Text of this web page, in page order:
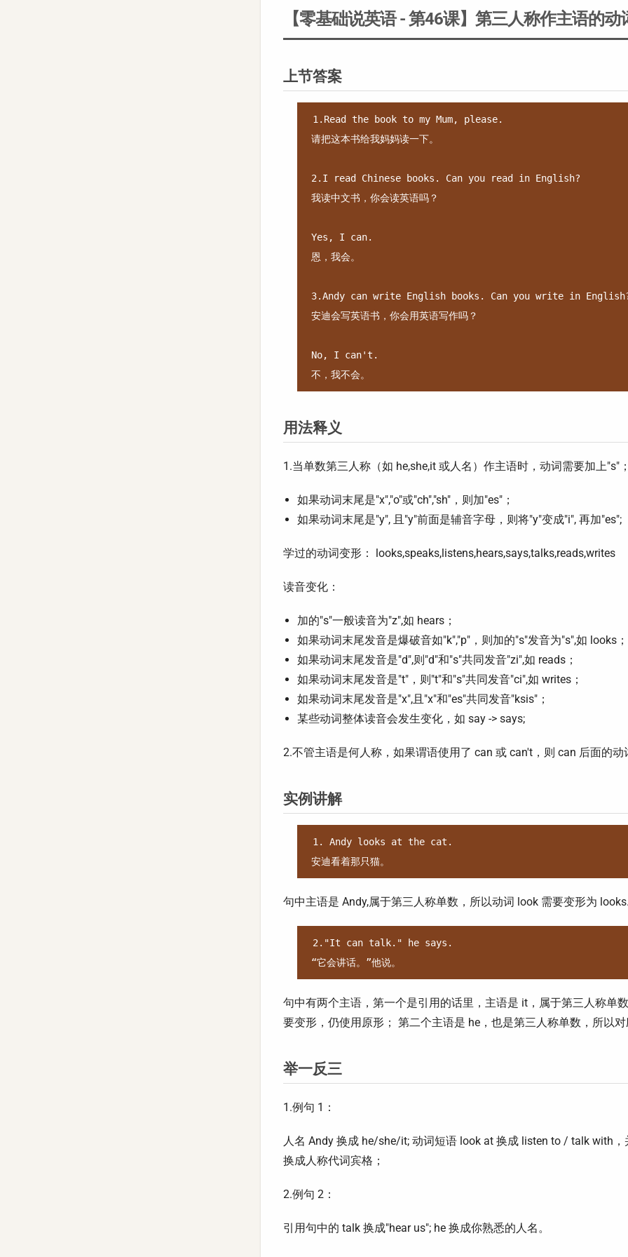
【零基础说英语 - 第46课】第三人称作主语的动
上节答案
1.Read the book to my Mum, please.
请把这本书给我妈妈读一下。
2.I read Chinese books. Can you read in English?
我读中文书，你会读英语吗？
Yes, I can.
恩，我会。
3.Andy can write English books. Can you write in
安迪会写英语书，你会用英语写作吗？
No, I can't.
用法释义
1.当单数第三人称（如 he,she,it 或人名）作主语时，动词需要加上"s"
如果动词末尾是"x","o"或"ch","sh"，则加"es"；
如果动词末尾是"y", 且"y"前面是辅音字母，则将"y"变成"i", 再加"es";
学过的动词变形： looks,speaks,listens,hears,says,talks,reads,writes
读音变化：
加的"s"一般读音为"z",如 hears；
如果动词末尾发音是爆破音如"k","p"，则加的"s"发音为"s",如 looks；
如果动词末尾发音是"d",则"d"和"s"共同发音"zi",如 reads；
如果动词末尾发音是"t"，则"t"和"s"共同发音"ci",如 writes；
如果动词末尾发音是"x",且"x"和"es"共同发音"ksis"；
某些动词整体读音会发生变化，如 say -> says;
2.不管主语是何人称，如果谓语使用了 can 或 can't，则 can 后面的
实例讲解
1. Andy looks at the cat.
句中主语是 Andy,属于第三人称单数，所以动词 look 需要变形为
2."It can talk." he says.
句中有两个主语，第一个是引用的话里，主语是 it，属于第三人称单
要变形，仍使用原形； 第二个主语是 he，也是第三人称单数，所以
举一反三
1.例句 1：
人名 Andy 换成 he/she/it; 动词短语 look at 换成 listen to / talk with
换成人称代词宾格；
2.例句 2：
引用句中的 talk 换成"hear us"; he 换成你熟悉的人名。